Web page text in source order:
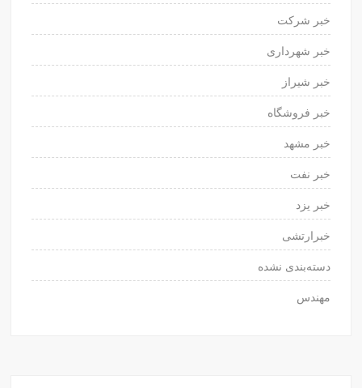
خبر شرکت
خبر شهرداری
خبر شیراز
خبر فروشگاه
خبر مشهد
خبر نفت
خبر یزد
خبرارتشی
دسته‌بندی نشده
مهندس